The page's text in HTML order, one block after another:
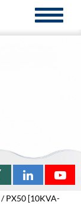
/ PX50 [10KVA-